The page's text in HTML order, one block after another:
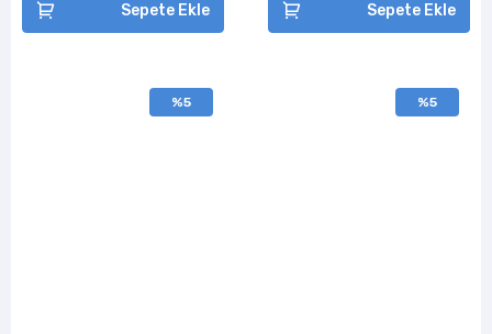
Sepete Ekle Sepete Ekle
%5 %5